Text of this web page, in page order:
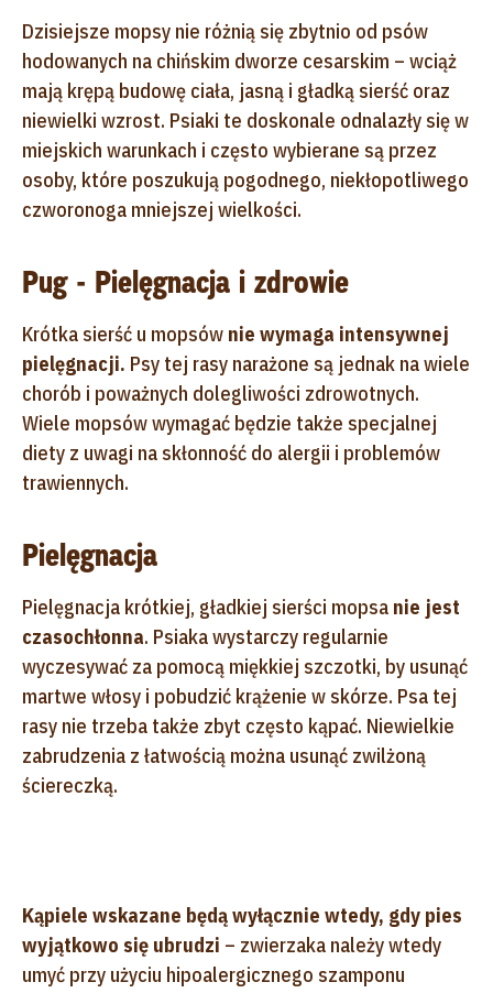
Dzisiejsze mopsy nie różnią się zbytnio od psów
hodowanych na chińskim dworze cesarskim – wciąż
mają krępą budowę ciała, jasną i gładką sierść oraz
niewielki wzrost. Psiaki te doskonale odnalazły się w
miejskich warunkach i często wybierane są przez
osoby, które poszukują pogodnego, niekłopotliwego
czworonoga mniejszej wielkości.
Pug - Pielęgnacja i zdrowie
Krótka sierść u mopsów nie wymaga intensywnej
pielęgnacji. Psy tej rasy narażone są jednak na wiele
chorób i poważnych dolegliwości zdrowotnych.
Wiele mopsów wymagać będzie także specjalnej
diety z uwagi na skłonność do alergii i problemów
trawiennych.
Pielęgnacja
Pielęgnacja krótkiej, gładkiej sierści mopsa nie jest
czasochłonna. Psiaka wystarczy regularnie
wyczesywać za pomocą miękkiej szczotki, by usunąć
martwe włosy i pobudzić krążenie w skórze. Psa tej
rasy nie trzeba także zbyt często kąpać. Niewielkie
zabrudzenia z łatwością można usunąć zwilżoną
ściereczką.
Kąpiele wskazane będą wyłącznie wtedy, gdy pies
wyjątkowo się ubrudzi – zwierzaka należy wtedy
umyć przy użyciu hipoalergicznego szamponu